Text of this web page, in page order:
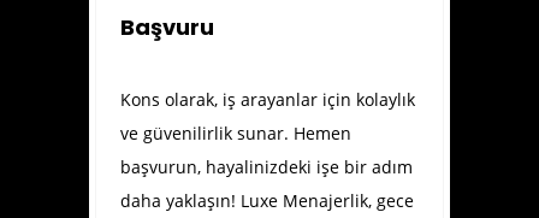
Başvuru
Kons olarak, iş arayanlar için kolaylık
ve güvenilirlik sunar. Hemen
başvurun, hayalinizdeki işe bir adım
daha yaklaşın! Luxe Menajerlik, gece